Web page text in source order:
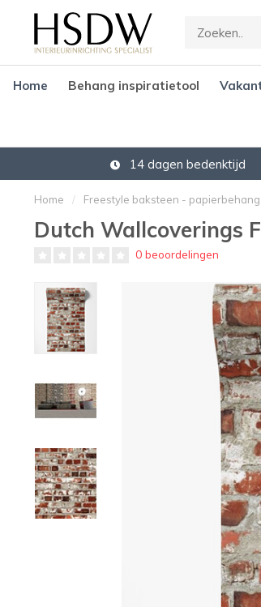
Home Behang inspiratietool
14 dagen bedenktijd
Home / Freestyle baksteen -
Dutch Wallcoverings
0 beoordelingen